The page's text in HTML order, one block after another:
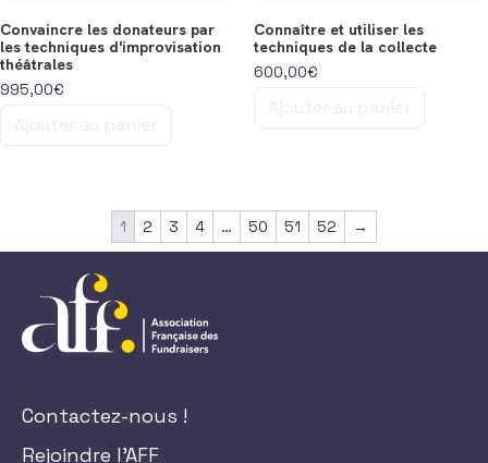
Convaincre les donateurs par
les techniques d'improvisation
théâtrales
995,00€
Connaître et utiliser les
techniques de la collecte
600,00€
1 2 3 4 … 50 51 52 →
Contactez-nous !
Rejoindre l'AFF